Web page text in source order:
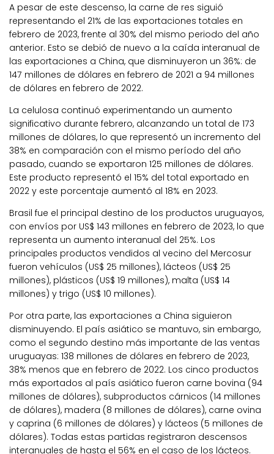
A pesar de este descenso, la carne de res siguió
representando el 21% de las exportaciones totales en
febrero de 2023, frente al 30% del mismo periodo del año
anterior. Esto se debió de nuevo a la caída interanual de
las exportaciones a China, que disminuyeron un 36%: de
147 millones de dólares en febrero de 2021 a 94 millones
de dólares en febrero de 2022.
La celulosa continuó experimentando un aumento
significativo durante febrero, alcanzando un total de 173
millones de dólares, lo que representó un incremento del
38% en comparación con el mismo período del año
pasado, cuando se exportaron 125 millones de dólares.
Este producto representó el 15% del total exportado en
2022 y este porcentaje aumentó al 18% en 2023.
Brasil fue el principal destino de los productos uruguayos,
con envíos por US$ 143 millones en febrero de 2023, lo que
representa un aumento interanual del 25%. Los
principales productos vendidos al vecino del Mercosur
fueron vehículos (US$ 25 millones), lácteos (US$ 25
millones), plásticos (US$ 19 millones), malta (US$ 14
millones) y trigo (US$ 10 millones).
Por otra parte, las exportaciones a China siguieron
disminuyendo. El país asiático se mantuvo, sin embargo,
como el segundo destino más importante de las ventas
uruguayas: 138 millones de dólares en febrero de 2023,
38% menos que en febrero de 2022. Los cinco productos
más exportados al país asiático fueron carne bovina (94
millones de dólares), subproductos cárnicos (14 millones
de dólares), madera (8 millones de dólares), carne ovina
y caprina (6 millones de dólares) y lácteos (5 millones de
dólares). Todas estas partidas registraron descensos
interanuales de hasta el 56% en el caso de los lácteos.